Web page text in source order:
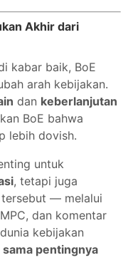
Akhir dari
kabar baik, BoE
arah kebijakan.
dan keberlanjutan
BoE bahwa
lebih dovish.
untuk
, tetapi juga
tersebut — melalui
dan komentar
kebijakan
pentingnya